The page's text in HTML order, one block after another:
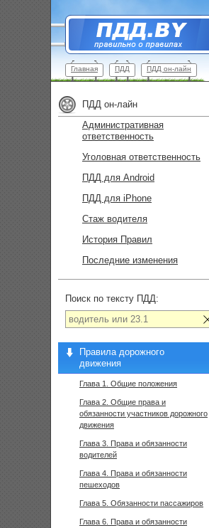
Главная ПДД ПДД он-лайн
ПДД он-лайн
Административная
ответственность
Уголовная ответственность
ПДД для Android
ПДД для iPhone
Стаж водителя
История Правил
Последние изменения
Поиск по тексту ПДД:
Правила дорожного
движения
Глава 1. Общие положения
Глава 2. Общие права и
обязанности участников дорожного
движения
Глава 3. Права и обязанности
водителей
Глава 4. Права и обязанности
пешеходов
Глава 5. Обязанности пассажиров
Глава 6. Права и обязанности